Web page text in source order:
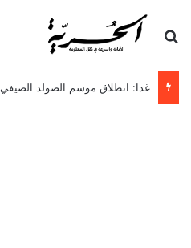
بحث عن
غدا: انطلاق موسم الصولد الصيفي